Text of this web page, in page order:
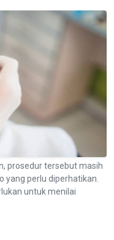
prosedur tersebut masih
yang perlu diperhatikan.
untuk menilai